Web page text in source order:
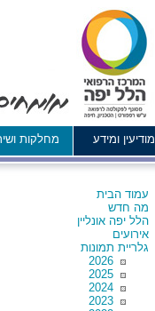
מודיעין ומידע מחלקות
עמוד הבית
מה חדש
הלל יפה אונליין
אירועים
גלריית תמונות
2026
2025
2024
2023